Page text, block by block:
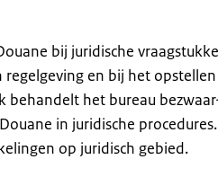
bij juridische
en bij het opstellen
behandelt het bureau
in juridische procedures.
op juridisch gebied.